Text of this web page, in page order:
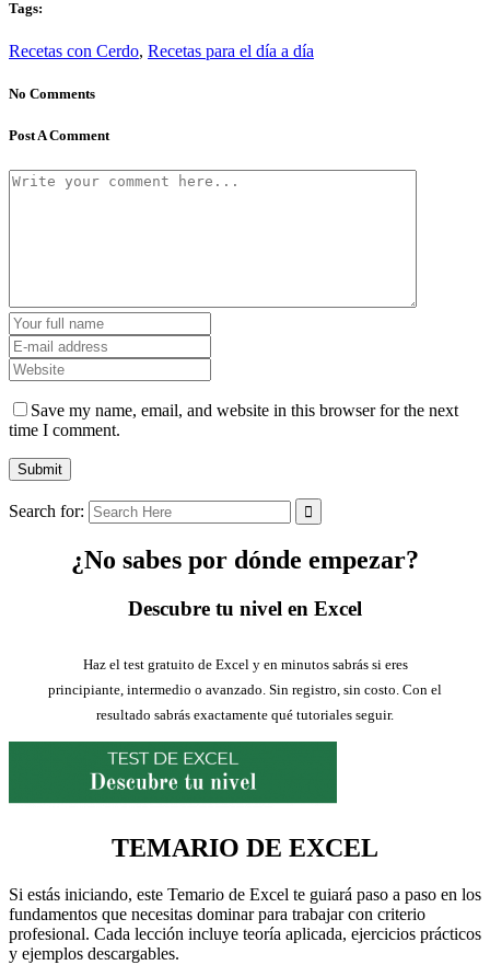
Tags:
Recetas con Cerdo, Recetas para el día a día
No Comments
Post A Comment
Save my name, email, and website in this browser for the next
time I comment.
Search for:
¿No sabes por dónde empezar?
Descubre tu nivel en Excel
Haz el test gratuito de Excel y en minutos sabrás si eres
principiante, intermedio o avanzado. Sin registro, sin costo. Con el
resultado sabrás exactamente qué tutoriales seguir.
TEMARIO DE EXCEL
Si estás iniciando, este Temario de Excel te guiará paso a paso en los
fundamentos que necesitas dominar para trabajar con criterio
profesional. Cada lección incluye teoría aplicada, ejercicios prácticos
y ejemplos descargables.